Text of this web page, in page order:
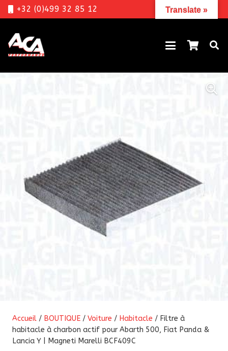
+32 (0)499 32 85 12
Accueil / BOUTIQUE / Voiture / Habitacle / Filtre à
habitacle à charbon actif pour Abarth 500, Fiat Panda &
Lancia Y | Magneti Marelli BCF409C
Translate »